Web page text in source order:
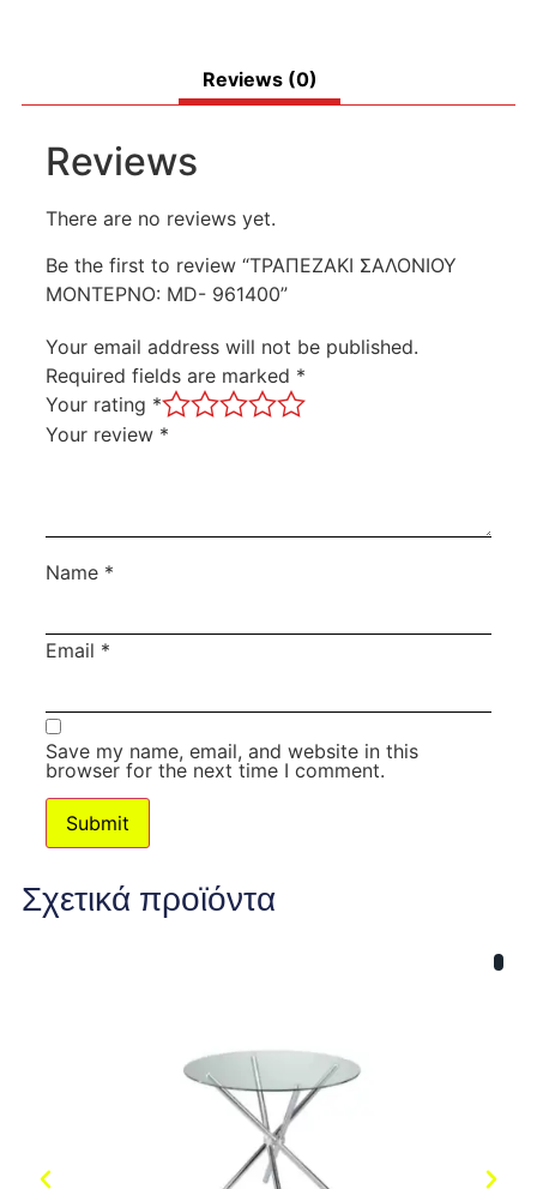
Reviews (0)
Reviews
There are no reviews yet.
Be the first to review “ΤΡΑΠΕΖΑΚΙ ΣΑΛΟΝΙΟΥ
ΜΟΝΤΕΡΝΟ: MD- 961400”
Your email address will not be published.
Required fields are marked *
Your rating *
Your review *
Name *
Email *
Save my name, email, and website in this
browser for the next time I comment.
Σχετικά προϊόντα